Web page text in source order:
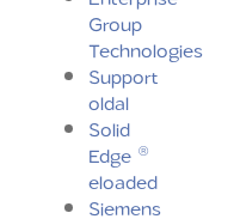
Group
Technologies
Support
oldal
Solid
Edge ®
eloaded
Siemens